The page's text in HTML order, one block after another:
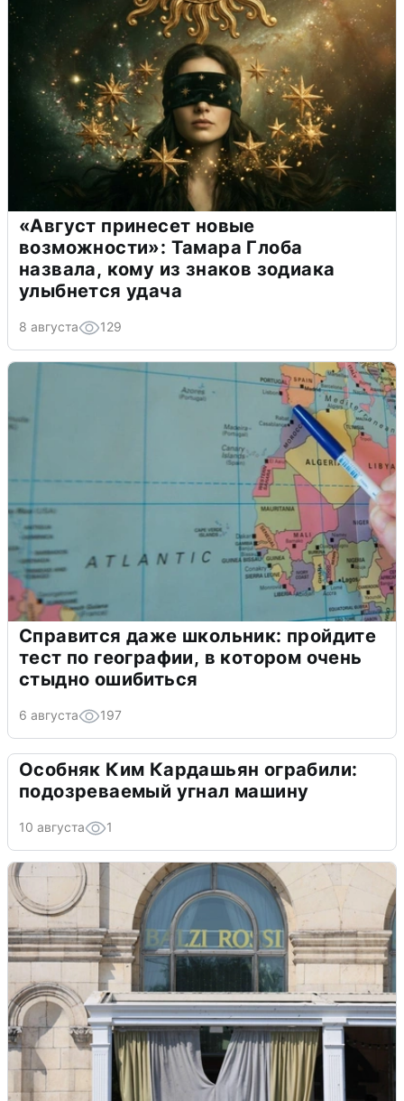
«Август принесет новые
возможности»: Тамара Глоба
назвала, кому из знаков зодиака
улыбнется удача
8 августа 129
Справится даже школьник: пройдите
тест по географии, в котором очень
стыдно ошибиться
6 августа 197
Особняк Ким Кардашьян ограбили:
подозреваемый угнал машину
10 августа 1